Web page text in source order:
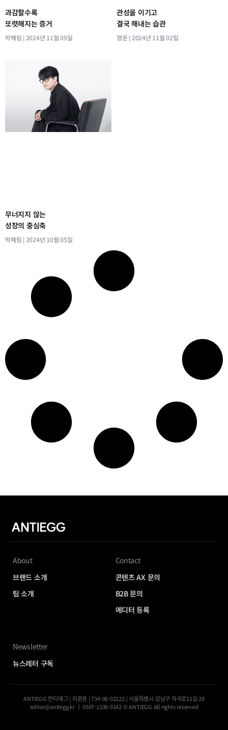
과감할수록
또렷해지는 증거
박혜림 2024년 11월 09일
관성을 이기고
결국 해내는 습관
형운 2024년 11월 02일
무너지지 않는
성장의 중심축
박혜림 2024년 10월 05일
About
브랜드 소개
팀 소개
Contact
콘텐츠 AX 문의
B2B 문의
에디터 등록
Newsletter
뉴스레터 구독
ANTIEGG 안티에그 | 이준용 | 734-06-02122 | 서울특별시 강남구 자곡로11길 28
editor@antiegg.kr ㅣ 0507-1336-9142 © ANTIEGG All rights reserved